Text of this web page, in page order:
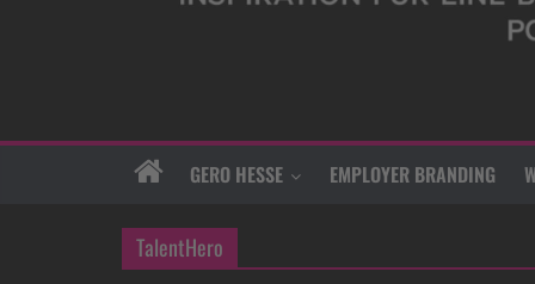
GERO HESSE EMPLOYER BRANDING
TalentHero